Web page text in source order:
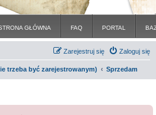
GŁÓWNA FAQ PORTAL
Zaloguj się
Zarejestruj się
trzeba być zarejestrowanym) Sprzedam